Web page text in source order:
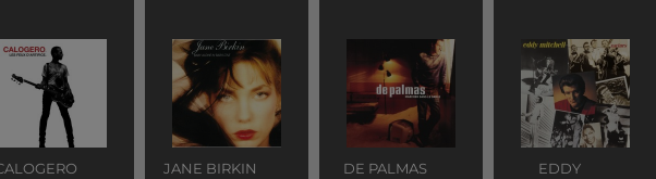
JANE BIRKIN DE PALMAS
EDDY